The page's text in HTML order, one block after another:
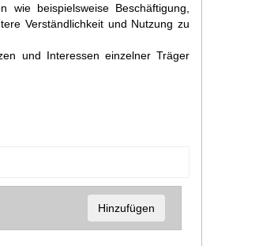
beispielsweise Beschäftigung,
Verständlichkeit und Nutzung zu
und Interessen einzelner Träger
Hinzufügen